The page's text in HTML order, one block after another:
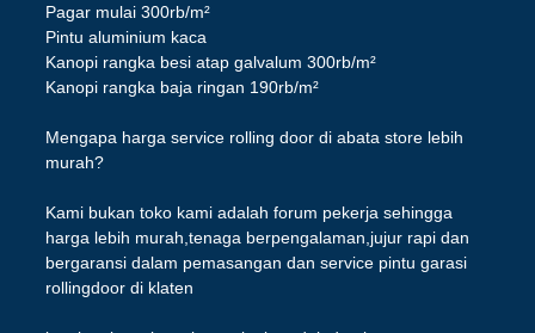
Pagar mulai 300rb/m²
Pintu aluminium kaca
Kanopi rangka besi atap galvalum 300rb/m²
Kanopi rangka baja ringan 190rb/m²
Mengapa harga service rolling door di abata store lebih
murah?
Kami bukan toko kami adalah forum pekerja sehingga
harga lebih murah,tenaga berpengalaman,jujur rapi dan
bergaransi dalam pemasangan dan service pintu garasi
rollingdoor di klaten